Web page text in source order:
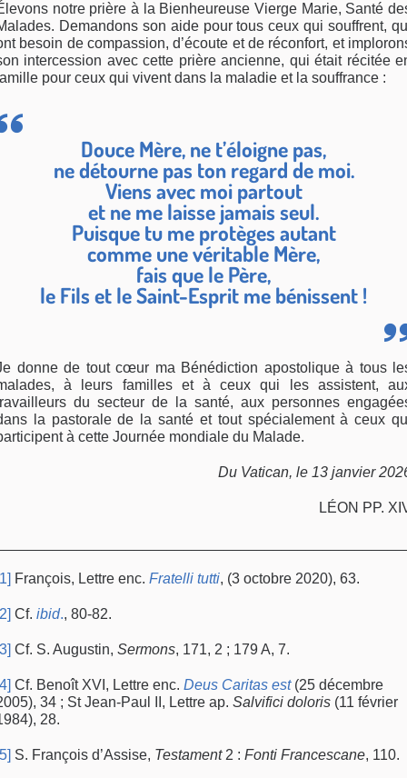
notre prière à la Bienheureuse Vierge Marie, Santé
Demandons son aide pour tous ceux qui souffrent,
besoin de compassion, d’écoute et de réconfort, et
intercession avec cette prière ancienne, qui était récitée
pour ceux qui vivent dans la maladie et la souffrance :
Douce Mère, ne t’éloigne pas,
ne détourne pas ton regard de moi.
Viens avec moi partout
et ne me laisse jamais seul.
Puisque tu me protèges autant
comme une véritable Mère,
fais que le Père,
le Fils et le Saint-Esprit me bénissent !
donne de tout cœur ma Bénédiction apostolique à tous
à leurs familles et à ceux qui les assistent,
du secteur de la santé, aux personnes
la pastorale de la santé et tout spécialement à ceux
à cette Journée mondiale du Malade.
Du Vatican, le 13 janvier
LÉON PP.
François, Lettre enc. Fratelli tutti, (3 octobre 2020), 63.
Cf. ibid., 80-82.
Cf. S. Augustin, Sermons, 171, 2 ; 179 A, 7.
Cf. Benoît XVI, Lettre enc. Deus Caritas est (25 décembre
34 ; St Jean-Paul II, Lettre ap. Salvifici doloris (11 février
28.
S. François d’Assise, Testament2 : Fonti Francescane, 110.